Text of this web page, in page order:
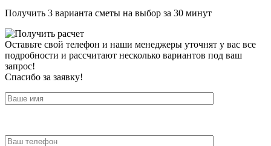
Получить 3 варианта сметы на выбор за 30 минут
Оставьте свой телефон и наши менеджеры уточнят у вас все
подробности и рассчитают несколько вариантов под ваш
запрос!
Спасибо за заявку!